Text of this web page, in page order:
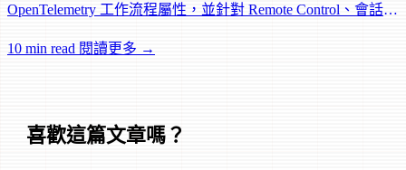
OpenTelemetry 工作流程屬性，並針對 Remote Control、會話管
10 min read 閱讀更多 →
喜歡這篇文章嗎？